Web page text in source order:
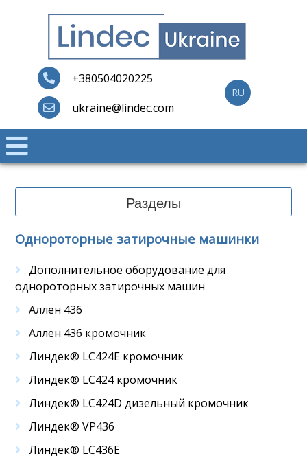
Lindec
+380504020225
ukraine@lindec.com
RU
Разделы
Однороторные затирочные машинки
Дополнительное оборудование для
однороторных затирочных машин
Аллен 436
Аллен 436 кромочник
Линдек® LC424E кромочник
Линдек® LC424 кромочник
Линдек® LC424D дизельный кромочник
Линдек® VP436
Линдек® LC436E